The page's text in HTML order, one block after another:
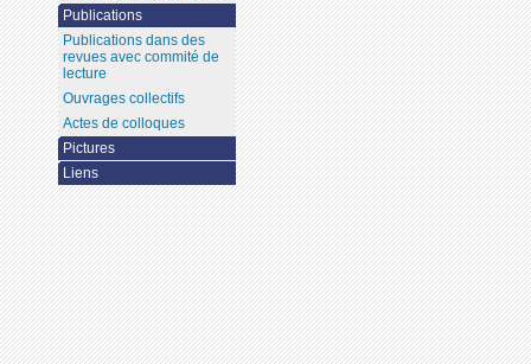
Publications
Publications dans des
revues avec commité de
lecture
Ouvrages collectifs
Actes de colloques
Pictures
Liens